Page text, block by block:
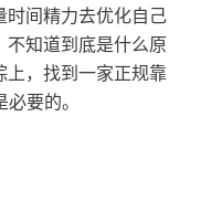
间精力去优化自己
知道到底是什么原
，找到一家正规靠
要的。